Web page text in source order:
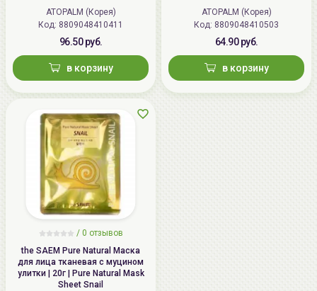
ATOPALM (Корея)
Код: 8809048410411
96.50 руб.
в корзину
ATOPALM (Корея)
Код: 8809048410503
64.90 руб.
в корзину
/ 0 отзывов
the SAEM Pure Natural Маска
для лица тканевая с муцином
улитки | 20г | Pure Natural Mask
Sheet Snail